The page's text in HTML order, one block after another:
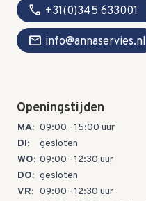
call +31(0)345 633001
mail info@annaservies.nl
Openingstijden
MA: 09:00 - 15:00 uur
DI:
gesloten
WO: 09:00 - 12:30 uur
DO: gesloten
VR: 09:00 - 12:30 uur